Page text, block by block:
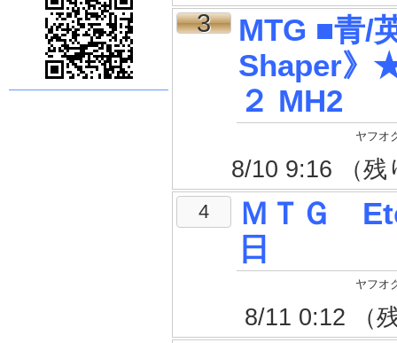
3
MTG ■青/
Shaper》
２ MH2
ヤフオ
8/10 9:16 （残
4
ＭＴＧ
日
ヤフオ
8/11 0:12 （